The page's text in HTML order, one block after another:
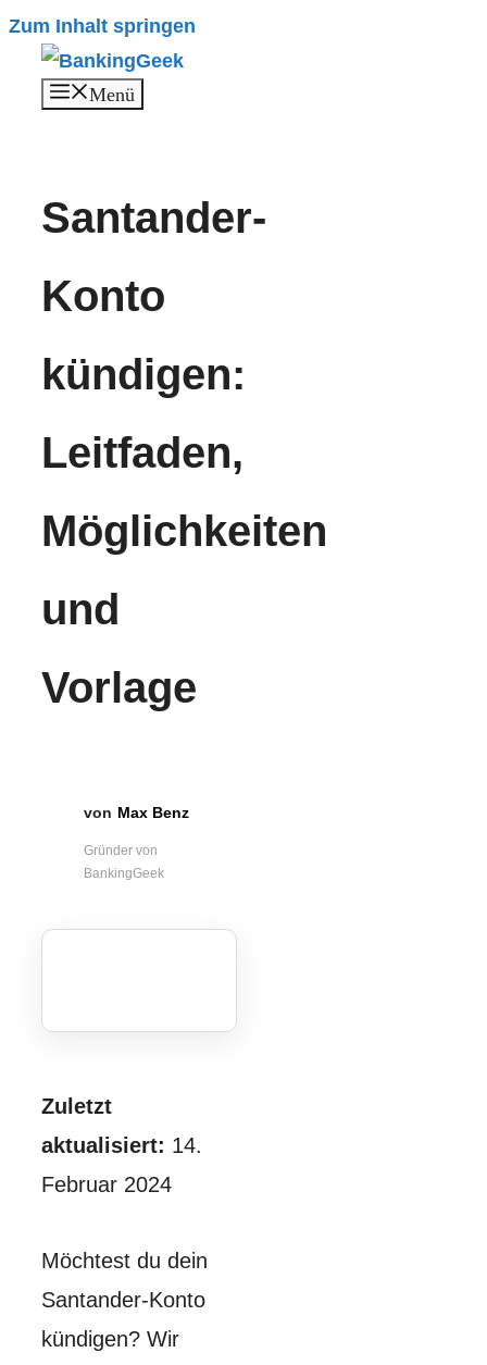
Zum Inhalt springen
Menü
Santander-
Konto
kündigen:
Leitfaden,
Möglichkeiten
und
Vorlage
Max Benz
Gründer von
BankingGeek
Zuletzt
aktualisiert: 14.
Februar 2024
Möchtest du dein
Santander-Konto
kündigen? Wir